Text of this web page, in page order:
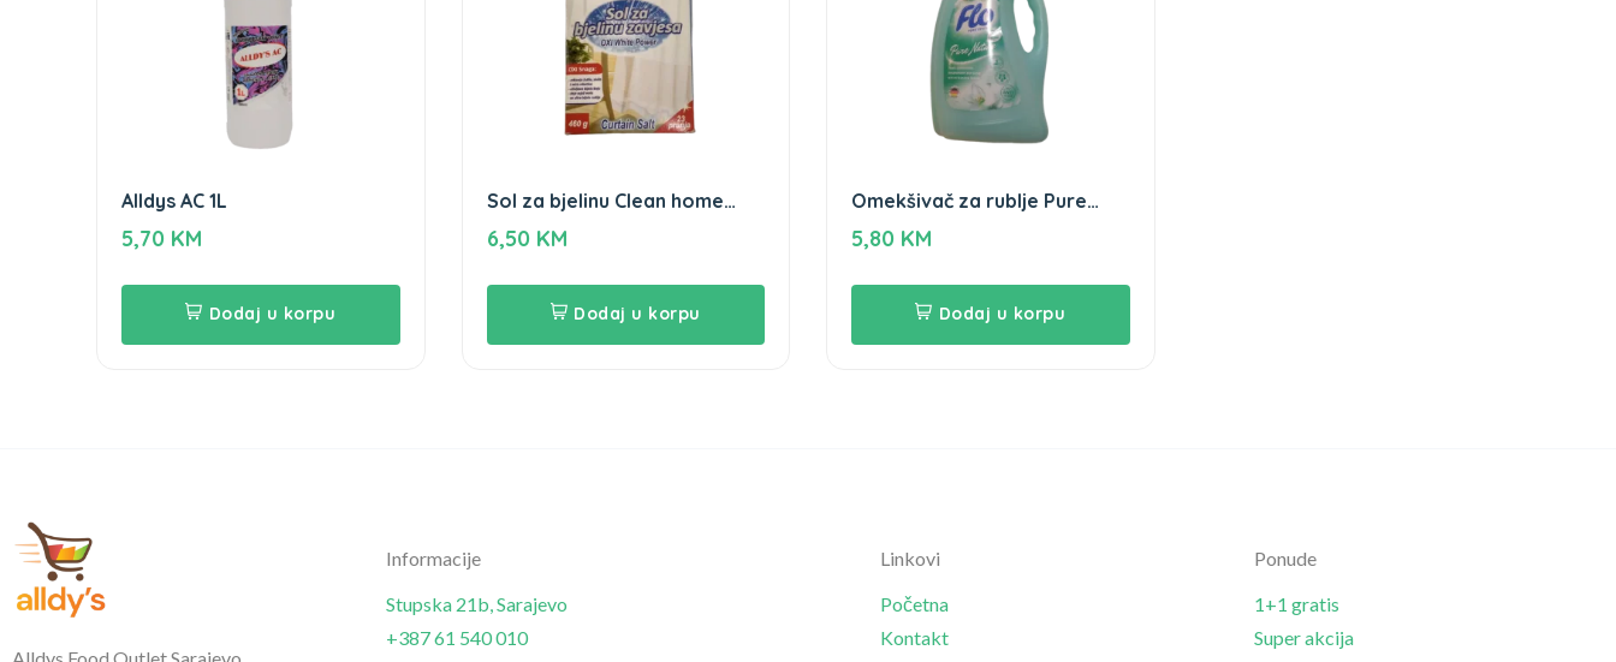
Alldys AC 1L
5,70 KM
Dodaj u korpu
Sol za bjelinu Clean home
460gr
6,50 KM
Dodaj u korpu
Omekšivač za rublje Pure
Nature Flo 2L
5,80 KM
Dodaj u korpu
Informacije
Stupska 21b, Sarajevo
+387 61 540 010
Linkovi
Početna
Kontakt
Ponude
1+1 gratis
Super akcija